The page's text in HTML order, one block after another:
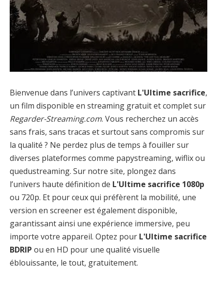
Bienvenue dans l’univers captivant L'Ultime sacrifice,
un film disponible en streaming gratuit et complet sur
Regarder-Streaming.com. Vous recherchez un accès
sans frais, sans tracas et surtout sans compromis sur
la qualité ? Ne perdez plus de temps à fouiller sur
diverses plateformes comme papystreaming, wiflix ou
quedustreaming. Sur notre site, plongez dans
l’univers haute définition de L'Ultime sacrifice 1080p
ou 720p. Et pour ceux qui préfèrent la mobilité, une
version en screener est également disponible,
garantissant ainsi une expérience immersive, peu
importe votre appareil. Optez pour L'Ultime sacrifice
BDRIP ou en HD pour une qualité visuelle
éblouissante, le tout, gratuitement.